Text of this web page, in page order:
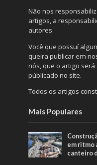
Não nos
artigos, a
autores.
Você que possuí
queira publicar em
nós, que o artigo
públicado no site.
Todos os artigos
Mais Populares
em ritmo
canteiro